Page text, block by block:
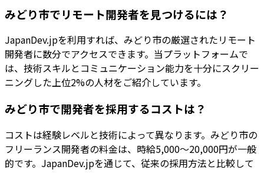
みどり市でリモート開発者を見つけるには？
JapanDev.jpを利用すれば、みどり市の厳選されたリモート
開発者に数分でアクセスできます。当プラットフォームで
は、技術スキルとコミュニケーション能力を十分にスクリー
ニングした上位2%の人材をご紹介しています。
みどり市で開発者を採用するコストは？
コストは経験レベルと技術によって異なります。みどり市の
フリーランス開発者の料金は、時給5,000〜20,000円が一般
的です。JapanDev.jpを通じて、従来の採用方法と比較して